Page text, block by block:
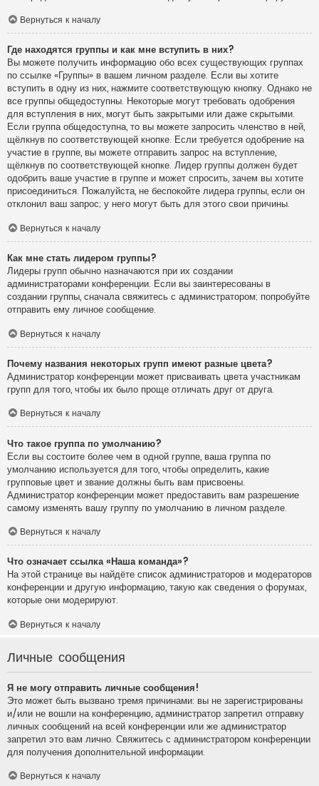
Вернуться к началу
Где находятся группы и как мне вступить в них?
Вы можете получить информацию обо всех существующих группах
по ссылке «Группы» в вашем личном разделе. Если вы хотите
вступить в одну из них, нажмите соответствующую кнопку. Однако не
все группы общедоступны. Некоторые могут требовать одобрения
для вступления в них, могут быть закрытыми или даже скрытыми.
Если группа общедоступна, то вы можете запросить членство в ней,
щёлкнув по соответствующей кнопке. Если требуется одобрение на
участие в группе, вы можете отправить запрос на вступление,
щёлкнув по соответствующей кнопке. Лидер группы должен будет
одобрить ваше участие в группе и может спросить, зачем вы хотите
присоединиться. Пожалуйста, не беспокойте лидера группы, если он
отклонил ваш запрос; у него могут быть для этого свои причины.
Вернуться к началу
Как мне стать лидером группы?
Лидеры групп обычно назначаются при их создании
администраторами конференции. Если вы заинтересованы в
создании группы, сначала свяжитесь с администратором; попробуйте
отправить ему личное сообщение.
Вернуться к началу
Почему названия некоторых групп имеют разные цвета?
Администратор конференции может присваивать цвета участникам
групп для того, чтобы их было проще отличать друг от друга.
Вернуться к началу
Что такое группа по умолчанию?
Если вы состоите более чем в одной группе, ваша группа по
умолчанию используется для того, чтобы определить, какие
групповые цвет и звание должны быть вам присвоены.
Администратор конференции может предоставить вам разрешение
самому изменять вашу группу по умолчанию в личном разделе.
Вернуться к началу
Что означает ссылка «Наша команда»?
На этой странице вы найдёте список администраторов и модераторов
конференции и другую информацию, такую как сведения о форумах,
которые они модерируют.
Вернуться к началу
Личные сообщения
Я не могу отправить личные сообщения!
Это может быть вызвано тремя причинами: вы не зарегистрированы
и/или не вошли на конференцию, администратор запретил отправку
личных сообщений на всей конференции или же администратор
запретил это вам лично. Свяжитесь с администратором конференции
для получения дополнительной информации.
Вернуться к началу